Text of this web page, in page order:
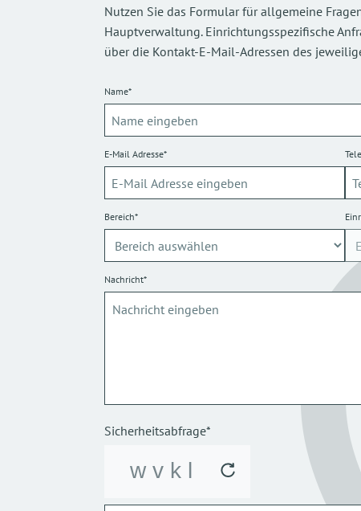
Nutzen Sie das Formular für allgemeine
Hauptverwaltung. Einrichtungsspezifische
über die Kontakt-E-Mail-Adressen des
Name*
E-Mail Adresse*
Bereich*
Nachricht*
Sicherheitsabfrage*